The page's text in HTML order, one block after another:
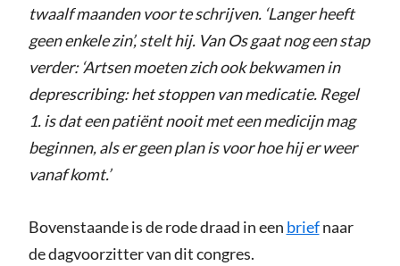
twaalf maanden voor te schrijven. ‘Langer heeft
geen enkele zin’, stelt hij. Van Os gaat nog een stap
verder: ‘Artsen moeten zich ook bekwamen in
deprescribing: het stoppen van medicatie. Regel
1. is dat een patiënt nooit met een medicijn mag
beginnen, als er geen plan is voor hoe hij er weer
vanaf komt.’
Bovenstaande is de rode draad in een briefnaar
de dagvoorzitter van dit congres.